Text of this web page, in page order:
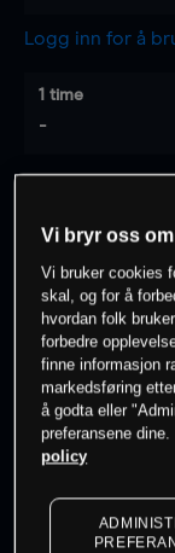
Logg inn for å
1 time
-
-
0% av
Vi bryr oss
Vi bruker cookies
skal, og for å
hvordan folk
forbedre
finne informasjon
markedsføring
å godta eller
preferansene
policy